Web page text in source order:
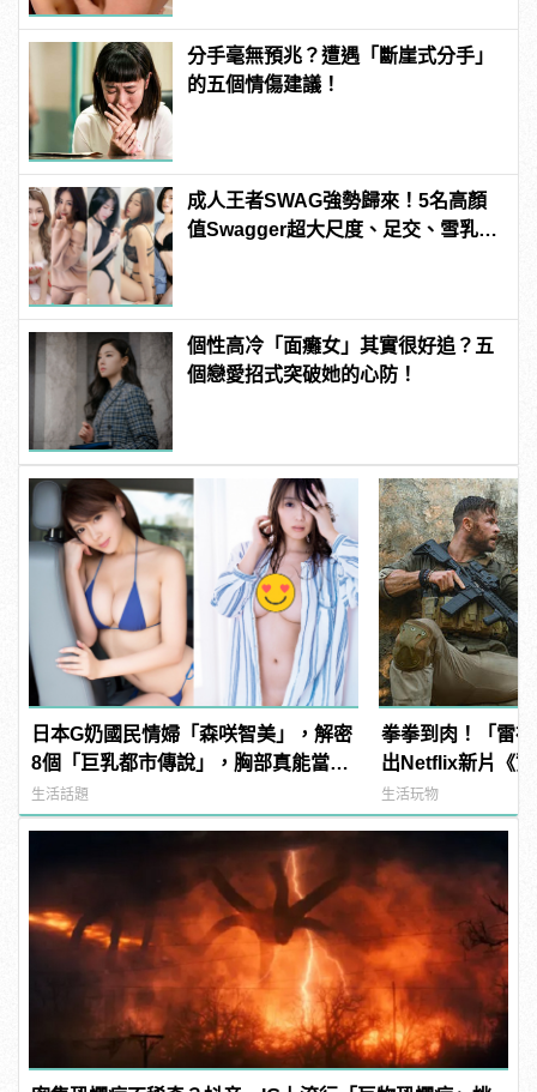
分手毫無預兆？遭遇「斷崖式分手」
的五個情傷建議！
成人王者SWAG強勢歸來！5名高顏
值Swagger超大尺度、足交、雪乳、
個性高冷「面癱女」其實很好追？五
個戀愛招式突破她的心防！
日本G奶國民情婦「森咲智美」，解密
8個「巨乳都市傳說」，胸部真能當手
機架自拍？ | manfashion這樣變型男
生活話題
拳拳到肉！「雷
出Netflix新片《
線！
生活玩物